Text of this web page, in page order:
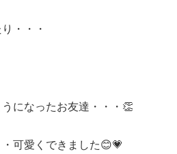
・・・
になったお友達・・・👏
可愛くできました😊💗